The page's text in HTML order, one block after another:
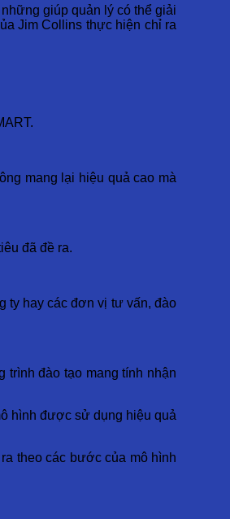
giúp quản lý có thể giải
Jim Collins thực hiện chỉ ra
mang lại hiệu quả cao mà
đã đề ra.
ty hay các đơn vị tư vấn, đào
trình đào tạo mang tính nhận
hình được sử dụng hiệu quả
theo các bước của mô hình